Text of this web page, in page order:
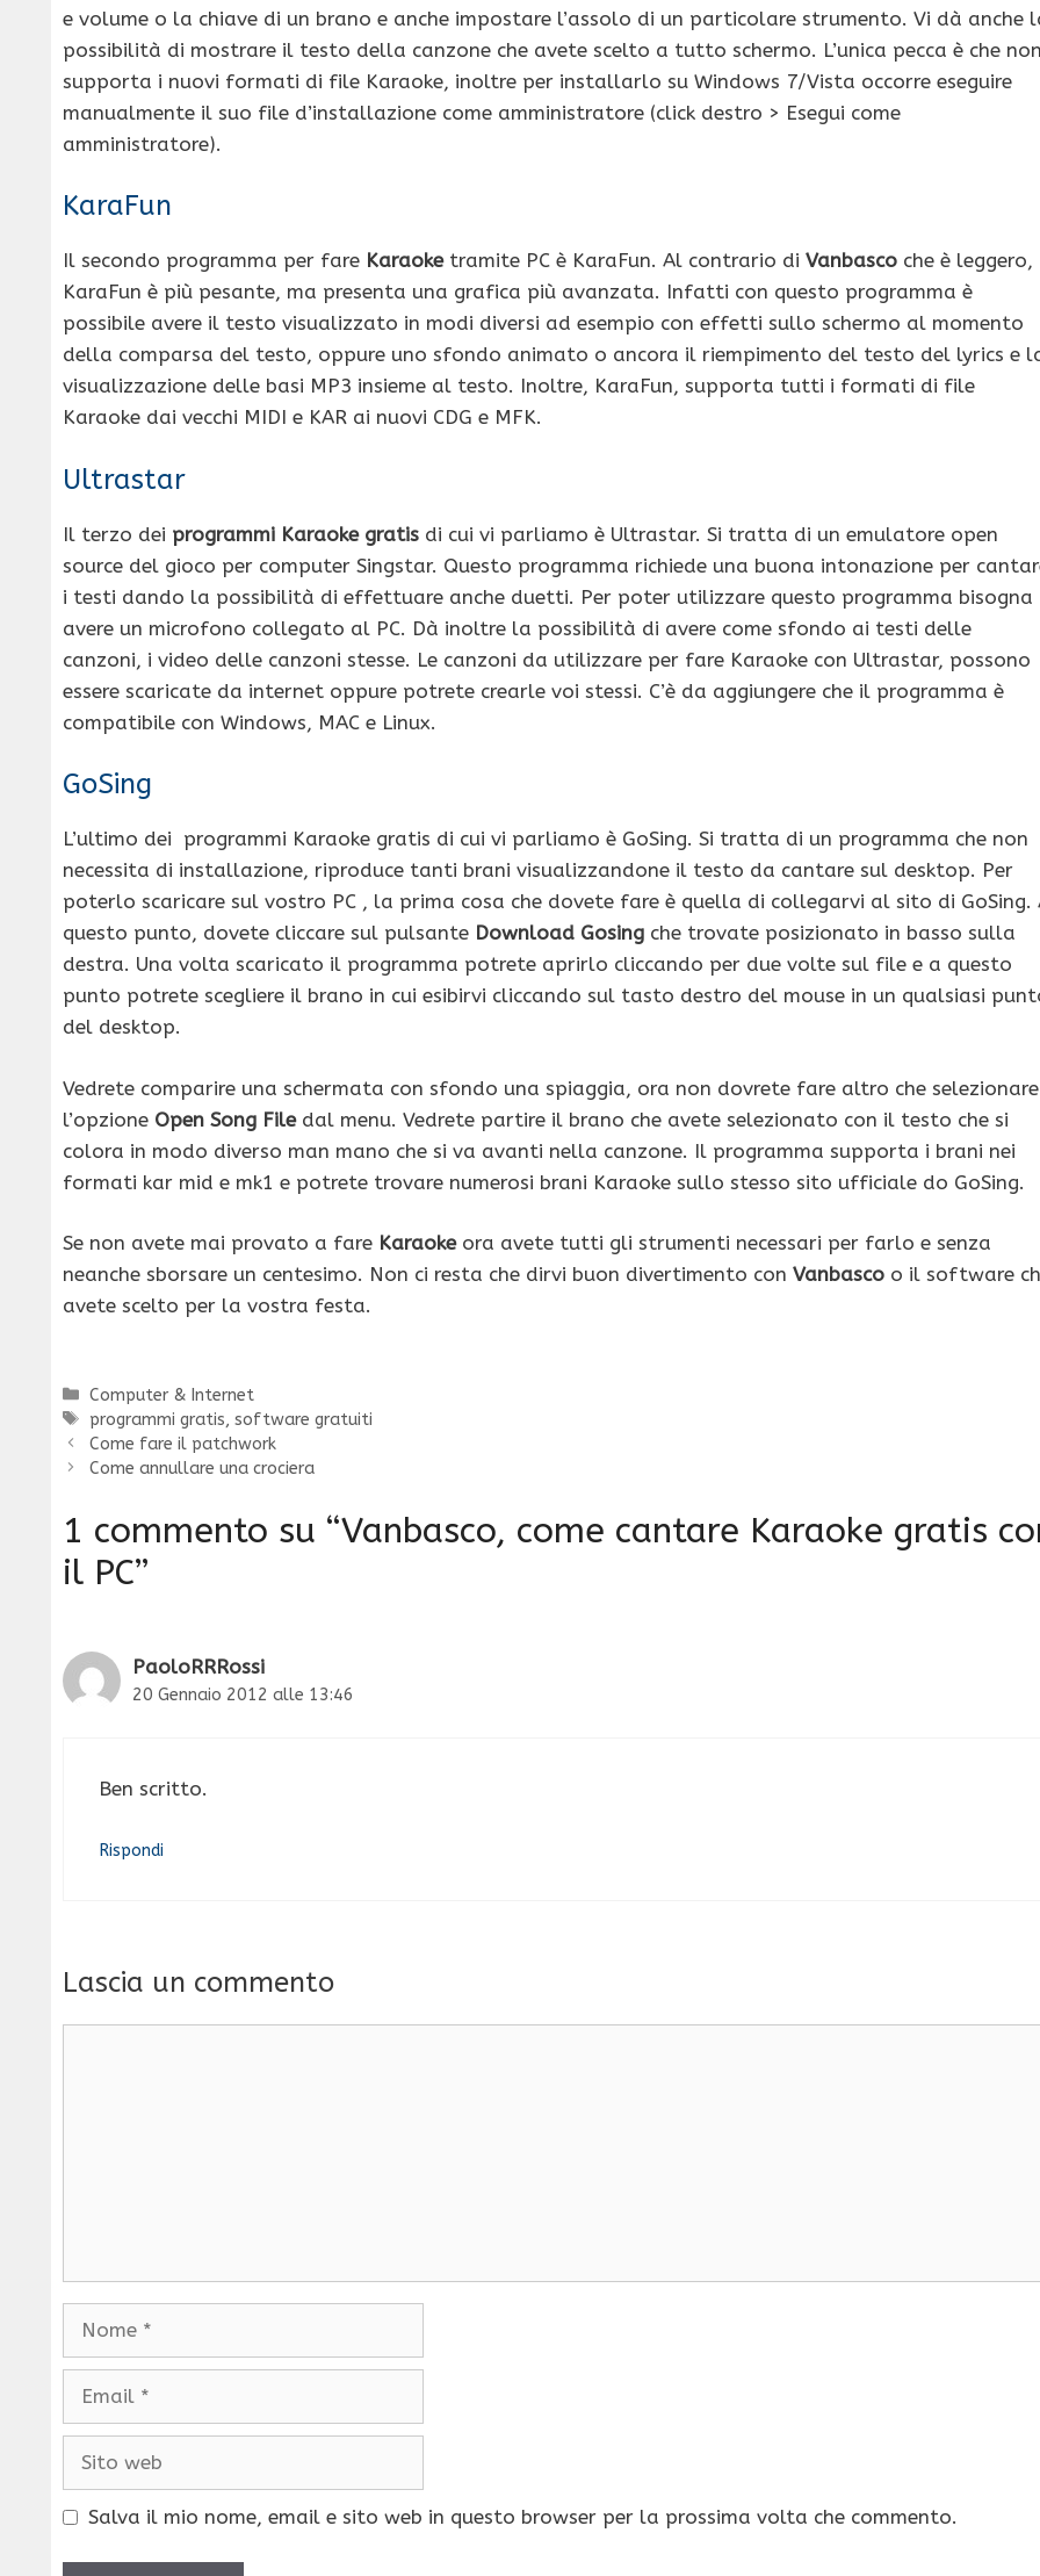
e volume o la chiave di un brano e anche impostare l’assolo di un particolare strumento. Vi dà anche
possibilità di mostrare il testo della canzone che avete scelto a tutto schermo. L’unica pecca è che
supporta i nuovi formati di file Karaoke, inoltre per installarlo su Windows 7/Vista occorre eseguire
manualmente il suo file d’installazione come amministratore (click destro > Esegui come
amministratore).
KaraFun
Il secondo programma per fare Karaoketramite PC è KaraFun. Al contrario di Vanbasco che è leggero,
KaraFun è più pesante, ma presenta una grafica più avanzata. Infatti con questo programma è
possibile avere il testo visualizzato in modi diversi ad esempio con effetti sullo schermo al momento
della comparsa del testo, oppure uno sfondo animato o ancora il riempimento del testo del lyrics e
visualizzazione delle basi MP3 insieme al testo. Inoltre, KaraFun, supporta tutti i formati di file
Karaoke dai vecchi MIDI e KAR ai nuovi CDG e MFK.
Ultrastar
Il terzo dei programmi Karaoke gratis di cui vi parliamo è Ultrastar. Si tratta di un emulatore open
source del gioco per computer Singstar. Questo programma richiede una buona intonazione per
i testi dando la possibilità di effettuare anche duetti. Per poter utilizzare questo programma bisogna
avere un microfono collegato al PC. Dà inoltre la possibilità di avere come sfondo ai testi delle
canzoni, i video delle canzoni stesse. Le canzoni da utilizzare per fare Karaoke con Ultrastar, possono
essere scaricate da internet oppure potrete crearle voi stessi. C’è da aggiungere che il programma è
compatibile con Windows, MAC e Linux.
GoSing
L’ultimo dei programmi Karaoke gratis di cui vi parliamo è GoSing. Si tratta di un programma che non
necessita di installazione, riproduce tanti brani visualizzandone il testo da cantare sul desktop. Per
poterlo scaricare sul vostro PC , la prima cosa che dovete fare è quella di collegarvi al sito di GoSing.
questo punto, dovete cliccare sul pulsante Download Gosing che trovate posizionato in basso sulla
destra. Una volta scaricato il programma potrete aprirlo cliccando per due volte sul file e a questo
punto potrete scegliere il brano in cui esibirvi cliccando sul tasto destro del mouse in un qualsiasi
del desktop.
Vedrete comparire una schermata con sfondo una spiaggia, ora non dovrete fare altro che selezionare
l’opzione Open Song Filedal menu. Vedrete partire il brano che avete selezionato con il testo che si
colora in modo diverso man mano che si va avanti nella canzone. Il programma supporta i brani nei
formati kar mid e mk1 e potrete trovare numerosi brani Karaoke sullo stesso sito ufficiale do GoSing.
Se non avete mai provato a fare Karaokeora avete tutti gli strumenti necessari per farlo e senza
neanche sborsare un centesimo. Non ci resta che dirvi buon divertimento con Vanbasco o il software
avete scelto per la vostra festa.
Categorie
Computer & Internet
Tag
programmi gratis,software gratuiti
Come fare il patchwork
Come annullare una crociera
1 commento su “Vanbasco, come cantare Karaoke gratis
il PC”
PaoloRRRossi
20 Gennaio 2012 alle 13:46
Ben scritto.
Rispondi
Lascia un commento
Salva il mio nome, email e sito web in questo browser per la prossima volta che commento.